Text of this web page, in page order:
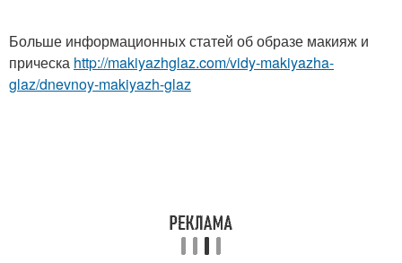
Больше информационных статей об образе макияж и
прическа http://makiyazhglaz.com/vidy-makiyazha-
glaz/dnevnoy-makiyazh-glaz